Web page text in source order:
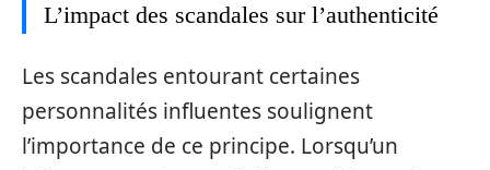
L’impact des scandales sur l’authenticité
Les scandales entourant certaines
personnalités influentes soulignent
l’importance de ce principe. Lorsqu’un